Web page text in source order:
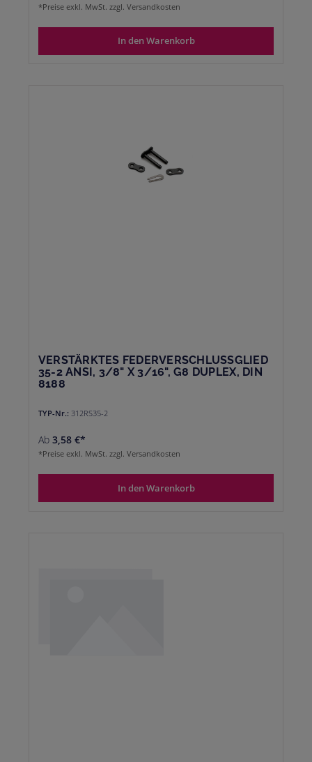
*Preise exkl. MwSt. zzgl. Versandkosten
In den Warenkorb
VERSTÄRKTES FEDERVERSCHLUSSGLIED
35-2 ANSI, 3/8" X 3/16", G8 DUPLEX, DIN
8188
TYP-Nr.: 312RS35-2
Ab 3,58 €*
*Preise exkl. MwSt. zzgl. Versandkosten
In den Warenkorb